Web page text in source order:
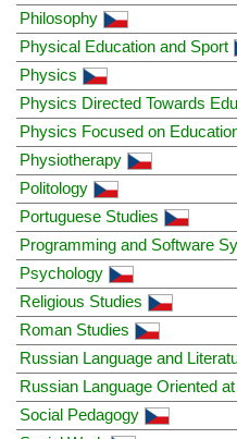
Philosophy
Physical Education and Sport
Physics
Physics Directed Towards
Physics Focused on
Physiotherapy
Politology
Portuguese Studies
Programming and Software
Psychology
Religious Studies
Roman Studies
Russian Language and
Russian Language Oriented
Social Pedagogy